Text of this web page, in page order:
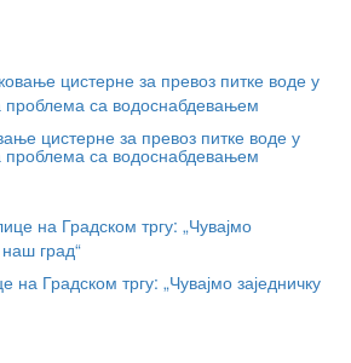
цистерне за превоз питке воде у
проблема са водоснабдевањем
Градском тргу: „Чувајмо заједничку